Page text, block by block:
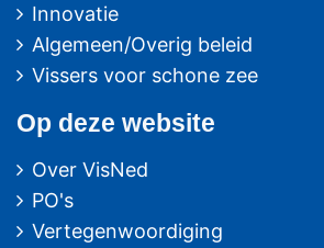
Innovatie
Algemeen/Overig beleid
Vissers voor schone zee
Op deze website
Over VisNed
PO's
Vertegenwoordiging